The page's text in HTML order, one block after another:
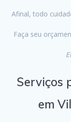
Afinal, todo
Faça seu
Serviços
em